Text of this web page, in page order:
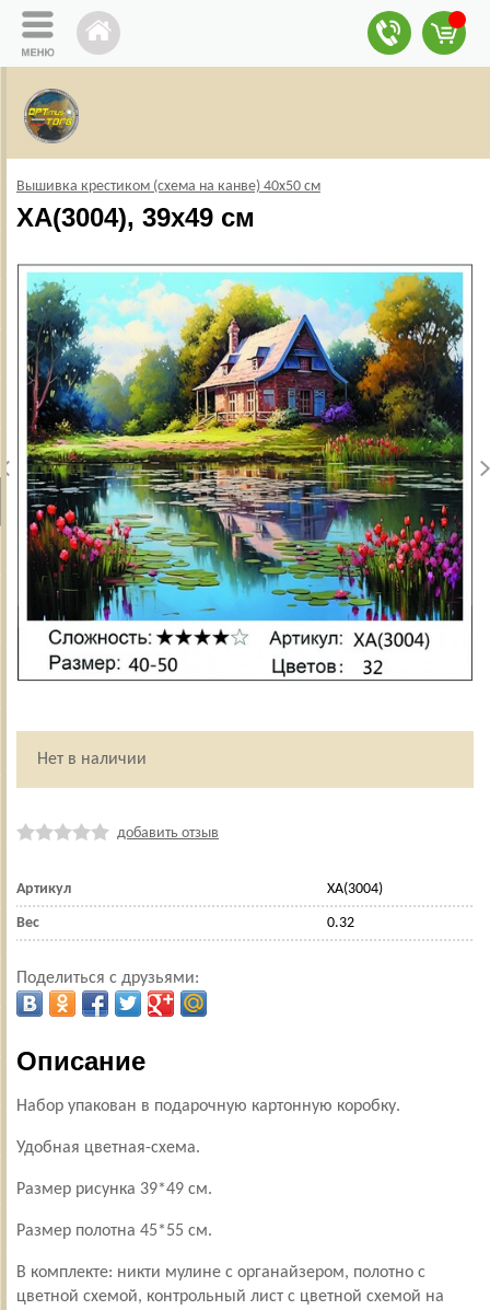
Вышивка крестиком (схема на канве) 40х50 см
XA(3004), 39х49 см
Нет в наличии
добавить отзыв
Артикул XA(3004)
Вес 0.32
Поделиться с друзьями:
Описание
Набор упакован в подарочную картонную коробку.
Удобная цветная-схема.
Размер рисунка 39*49 см.
Размер полотна 45*55 см.
В комплекте: никти мулине с органайзером, полотно с
цветной схемой, контрольный лист с цветной схемой на